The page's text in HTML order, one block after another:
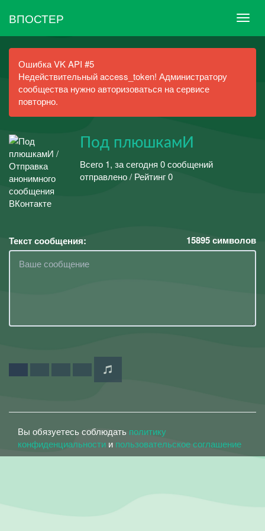
ВПОСТЕР
Ошибка VK API #5
Недействительный access_token! Администратору
сообщества нужно авторизоваться на сервисе
повторно.
Под плюшкамИ
Всего 1, за сегодня 0 сообщений
отправлено / Рейтинг 0
Текст сообщения: 15895символов
Вы обязуетесь соблюдать политику
конфиденциальности и пользовательское соглашение